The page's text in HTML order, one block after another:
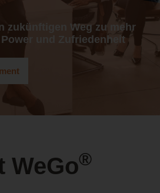
zukünftigen Weg zu mehr
und Zufriedenheit
WeGo®